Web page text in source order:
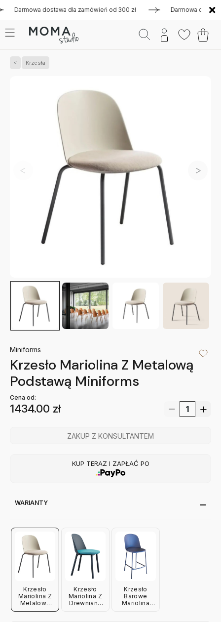
dostawa dla zamówień od 300 zł Darmowa dostawa
Krzesła
Miniforms
Krzesło Mariolina Z Metalową
Podstawą Miniforms
Cena od:
1434.00 zł
ZAKUP Z KONSULTANTEM
KUP TERAZ I ZAPŁAĆ PO
WARIANTY
Krzesło
Mariolina Z
Metalową
Podstawą
Krzesło
Mariolina Z
Drewnianą
Krzesło
Barowe
Mariolina